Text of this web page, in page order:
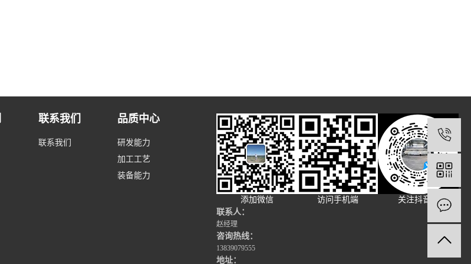
联系我们
联系我们
品质中心
研发能力
加工工艺
装备能力
添加微信 访问手机端
关注抖音号
联系人：
赵经理
咨询热线：
13839079555
地址：